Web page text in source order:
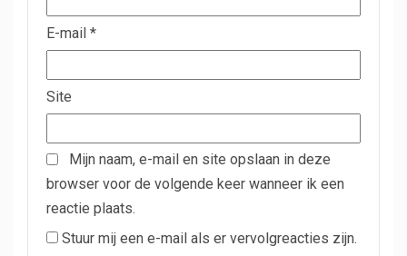
E-mail *
Site
Mijn naam, e-mail en site opslaan in deze
browser voor de volgende keer wanneer ik een
reactie plaats.
Stuur mij een e-mail als er vervolgreacties zijn.